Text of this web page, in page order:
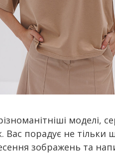
моделі,
Вас порадує не тільки
зображень та